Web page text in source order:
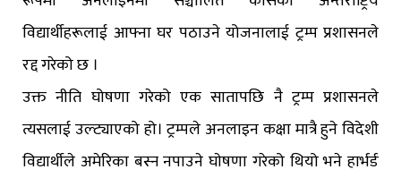
विद्यार्थीहरूलाई आफ्ना घर पठाउने योजनालाई ट्रम्प प्रशासनले
रद्द गरेको छ ।
उक्त नीति घोषणा गरेको एक सातापछि नै ट्रम्प प्रशासनले
त्यसलाई उल्ट्याएको हो। ट्रम्पले अनलाइन कक्षा मात्रै हुने विदेशी
विद्यार्थीले अमेरिका बस्न नपाउने घाेषणा गरेको थियो भने हार्भर्ड